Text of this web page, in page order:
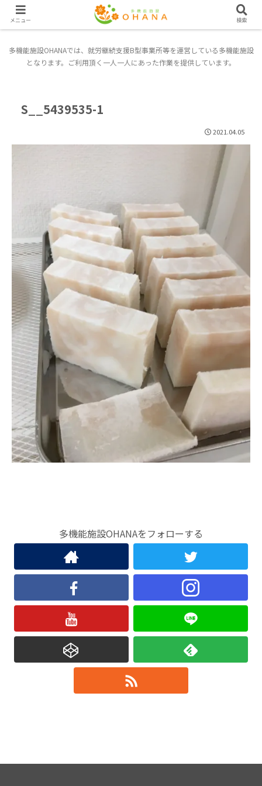
多機能施設OHANAでは、就労継続支援B型事業所等を運営している多機能施設
となります。ご利用頂く一人一人にあった作業を提供しています。
S__5439535-1
2021.04.05
多機能施設OHANAをフォローする
メニュー 検索